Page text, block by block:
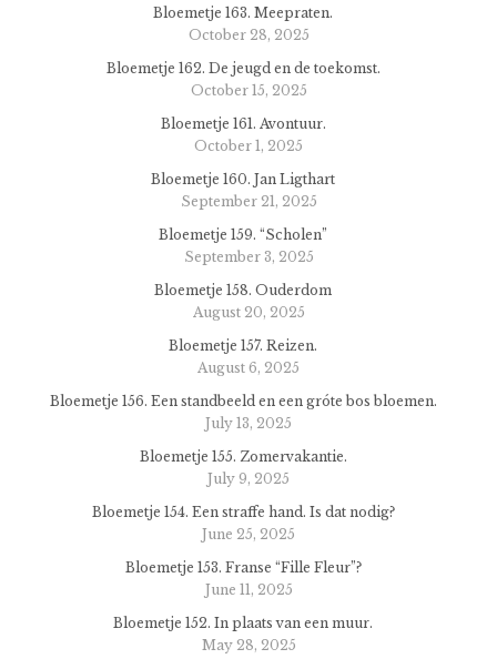
Bloemetje 163. Meepraten.
October 28, 2025
Bloemetje 162. De jeugd en de toekomst.
October 15, 2025
Bloemetje 161. Avontuur.
October 1, 2025
Bloemetje 160. Jan Ligthart
September 21, 2025
Bloemetje 159. “Scholen”
September 3, 2025
Bloemetje 158. Ouderdom
August 20, 2025
Bloemetje 157. Reizen.
August 6, 2025
Bloemetje 156. Een standbeeld en een gróte bos bloemen.
July 13, 2025
Bloemetje 155. Zomervakantie.
July 9, 2025
Bloemetje 154. Een straffe hand. Is dat nodig?
June 25, 2025
Bloemetje 153. Franse “Fille Fleur”?
June 11, 2025
Bloemetje 152. In plaats van een muur.
May 28, 2025